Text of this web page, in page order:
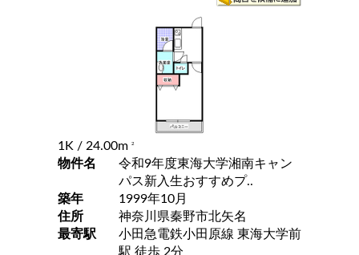
1K / 24.00m 2
物件名
令和9年度東海大学湘南キャン
パス新入生おすすめプ..
築年
1999年10月
住所
神奈川県秦野市北矢名
最寄駅
小田急電鉄小田原線 東海大学前
駅 徒歩 2分